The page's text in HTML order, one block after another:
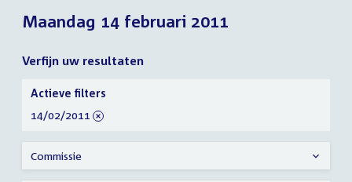
Maandag 14 februari 2011
Verfijn uw resultaten
Verfijn
uw
resultaten
Actieve filters
verwijder
14/02/2011
Commissie